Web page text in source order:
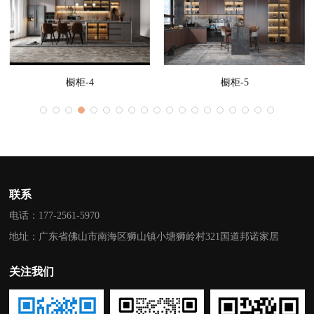
橱柜-4 橱柜-5
联系
电话：177-2561-5970
地址：广东省佛山市南海区狮山镇小塘狮岭村321国道邦诺家居
关注我们